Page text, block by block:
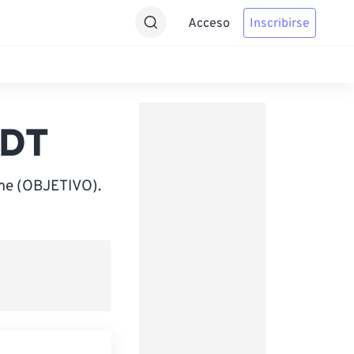
Acceso Inscribirse
(OBJETIVO).